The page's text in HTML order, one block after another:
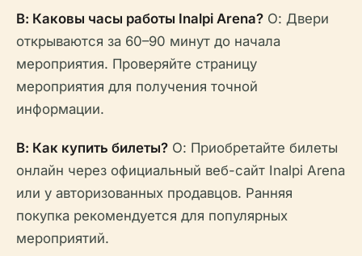
В: Каковы часы работы Inalpi Arena? О: Двери
открываются за 60–90 минут до начала
мероприятия. Проверяйте страницу
мероприятия для получения точной
информации.
В: Как купить билеты? О: Приобретайте билеты
онлайн через официальный веб-сайт Inalpi Arena
или у авторизованных продавцов. Ранняя
покупка рекомендуется для популярных
мероприятий.